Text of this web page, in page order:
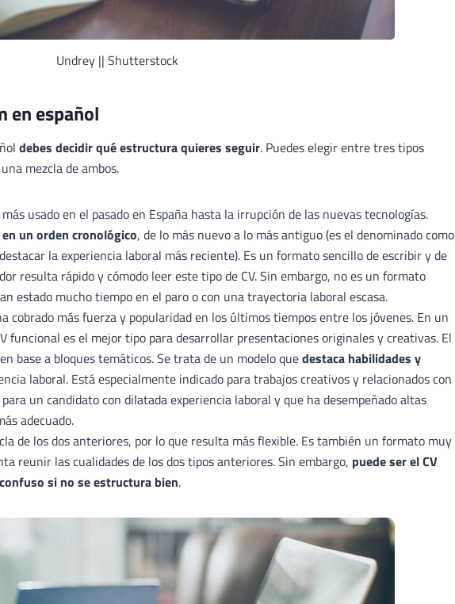
Undrey || Shutterstock
en español
debes decidir qué estructura quieres seguir. Puedes elegir entre tres tipos
mezcla de ambos.
usado en el pasado en España hasta la irrupción de las nuevas tecnologías.
un orden cronológico, de lo más nuevo a lo más antiguo (es el denominado como
la experiencia laboral más reciente). Es un formato sencillo de escribir y de
resulta rápido y cómodo leer este tipo de CV. Sin embargo, no es un formato
estado mucho tiempo en el paro o con una trayectoria laboral escasa.
cobrado más fuerza y popularidad en los últimos tiempos entre los jóvenes. En un
funcional es el mejor tipo para desarrollar presentaciones originales y creativas. El
base a bloques temáticos. Se trata de un modelo quedestaca habilidades y
laboral. Está especialmente indicado para trabajos creativos y relacionados con
un candidato con dilatada experiencia laboral y que ha desempeñado altas
adecuado.
de los dos anteriores, por lo que resulta más flexible. Es también un formato muy
reunir las cualidades de los dos tipos anteriores. Sin embargo, puede ser el CV
si no se estructura bien.